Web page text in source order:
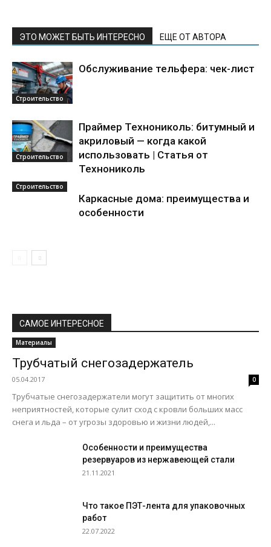
ЭТО МОЖЕТ БЫТЬ ИНТЕРЕСНО ЕЩЕ ОТ АВТОРА
Строительство
Обслуживание тельфера: чек-лист
Строительство
Праймер Технониколь: битумный и
акриловый — когда какой
использовать | Статья от
Технониколь
Строительство
Каркасные дома: преимущества и
особенности
САМОЕ ИНТЕРЕСНОЕ
Материалы
Трубчатый снегозадержатель
05.04.2017 0
Трубчатые снегозадержатели могут защитить от многих
неприятностей, которые сулит сход с кровли больших масс
снега и льда – от угрозы здоровью и жизни людей,...
Особенности и преимущества
резервуаров из нержавеющей стали
21.11.2021
Что такое ПЭТ-лента для упаковочных
работ
22.07.2022